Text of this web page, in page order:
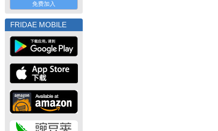
免费加入
FRIDAE MOBILE